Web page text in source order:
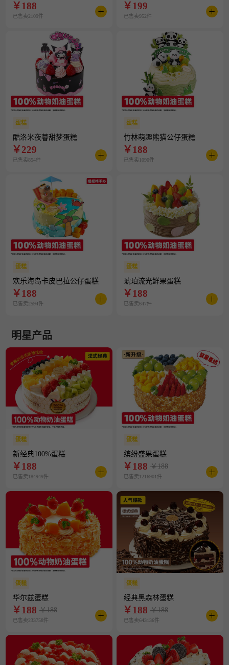
￥188
已售卖2109件
￥199
已售卖952件
蛋糕
酷洛米夜暮甜梦蛋糕
￥229
已售卖854件
蛋糕
竹林萌趣熊猫公仔蛋糕
￥188
已售卖1090件
蛋糕
欢乐海岛卡皮巴拉公仔蛋糕
￥188
已售卖2594件
蛋糕
琥珀流光鲜果蛋糕
￥188
已售卖647件
明星产品
蛋糕
新经典100%蛋糕
￥188
已售卖184949件
蛋糕
缤纷盛果蛋糕
￥188 ￥188
已售卖1216901件
蛋糕
华尔兹蛋糕
￥188 ￥188
已售卖233758件
蛋糕
经典黑森林蛋糕
￥188 ￥188
已售卖643136件